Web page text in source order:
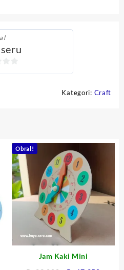
Kategori: Craft
Obral!
Jam Kaki Mini